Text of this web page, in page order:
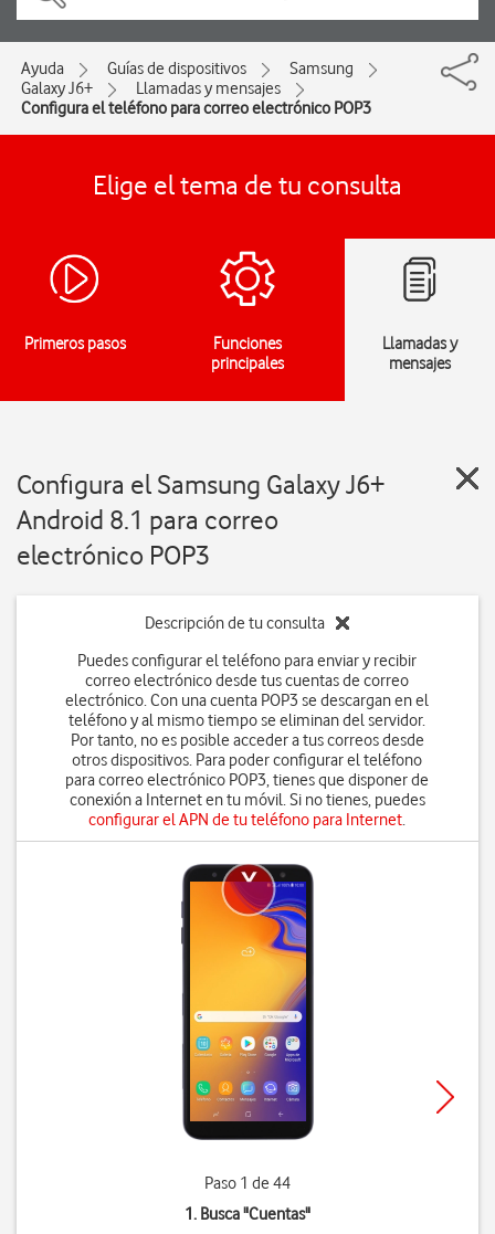
Ayuda Guías de dispositivos
Samsung
Galaxy J6+
Llamadas y mensajes
Configura el teléfono para correo electrónico POP3
Elige el tema de tu consulta
Primeros pasos
Funciones
principales
Llamadas y
mensajes
Configura el Samsung Galaxy J6+
Android 8.1 para correo
electrónico POP3
Descripción de tu consulta
Puedes configurar el teléfono para enviar y recibir
correo electrónico desde tus cuentas de correo
electrónico. Con una cuenta POP3 se descargan en el
teléfono y al mismo tiempo se eliminan del servidor.
Por tanto, no es posible acceder a tus correos desde
otros dispositivos. Para poder configurar el teléfono
para correo electrónico POP3, tienes que disponer de
conexión a Internet en tu móvil. Si no tienes, puedes
configurar el APN de tu teléfono para Internet.
Paso 1 de 44
1. Busca "Cuentas"